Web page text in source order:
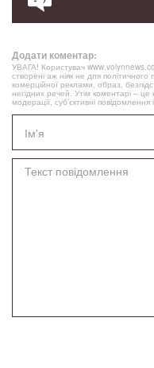
Додати коментар:
УВАГА! Користувач
створені аж ніяк не для політичного
комерційної реклами, образ,
негідних речей. Утім коментарі –
модерації, суб’єктивні